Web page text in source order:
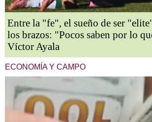
Entre la "fe", el sueño de ser
los brazos: "Pocos saben por lo
Víctor Ayala
ECONOMÍA Y CAMPO